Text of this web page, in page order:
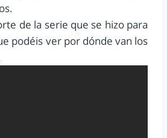
de la serie que se hizo para
podéis ver por dónde van los